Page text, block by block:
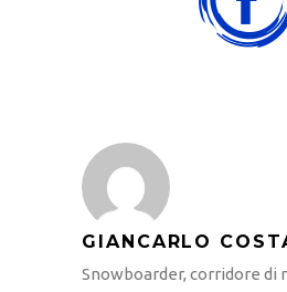
GIANCARLO
Snowboarder, corridore di